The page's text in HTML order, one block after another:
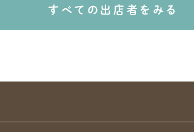
すべての出店者をみる